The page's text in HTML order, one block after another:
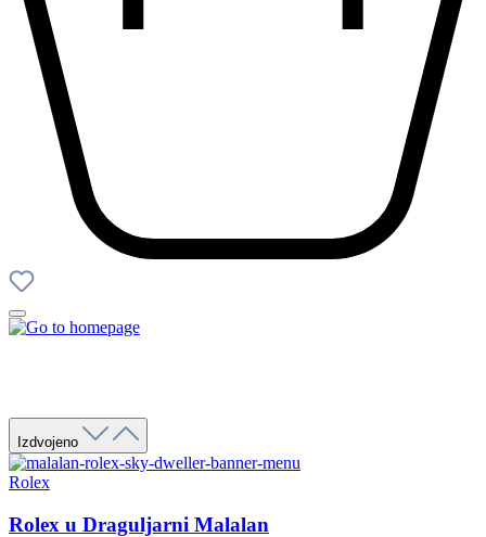
Izdvojeno
Rolex
Rolex u Draguljarni Malalan